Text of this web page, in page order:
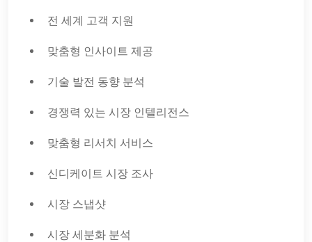
전 세계 고객 지원
맞춤형 인사이트 제공
기술 발전 동향 분석
경쟁력 있는 시장 인텔리전스
맞춤형 리서치 서비스
신디케이트 시장 조사
시장 스냅샷
시장 세분화 분석